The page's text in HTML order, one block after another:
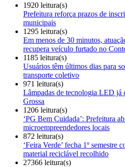
1920 leitura(s)
Prefeitura reforça prazos de
municipais
1295 leitura(s)
Em menos de 30 minutos,
recupera veículo furtado no
1185 leitura(s)
Usuários têm últimos dias para
transporte coletivo
971 leitura(s)
Lâmpadas de tecnologia LED já
Grossa
1206 leitura(s)
‘PG Bem Cuidada’: Prefeitura
microempreendedores locais
872 leitura(s)
‘Feira Verde’ fecha 1º semestre
material reciclável recolhido
27366 leitura(s)